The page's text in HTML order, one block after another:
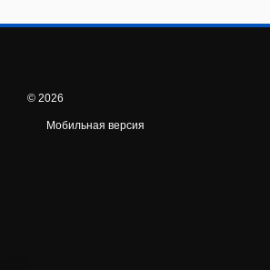
© 2026
Мобильная версия